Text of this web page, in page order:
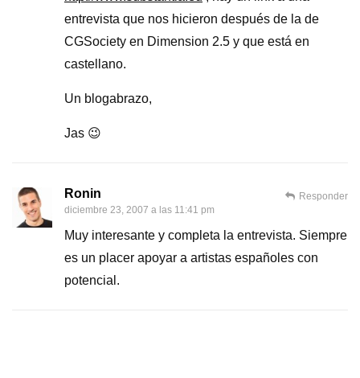
entrevista que nos hicieron después de la de
CGSociety en Dimension 2.5 y que está en
castellano.
Un blogabrazo,
Jas 😉
Ronin
diciembre 23, 2007 a las 11:41 pm
Muy interesante y completa la entrevista. Siempre
es un placer apoyar a artistas españoles con
potencial.
Responder